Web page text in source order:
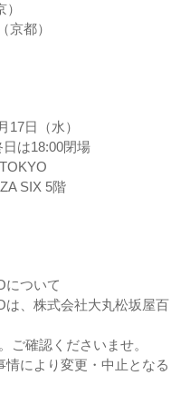
京都）
17日（水）
は18:00閉場
SIX 5階
について
は、株式会社大丸松坂屋百
確認くださいませ。
により変更・中止となる